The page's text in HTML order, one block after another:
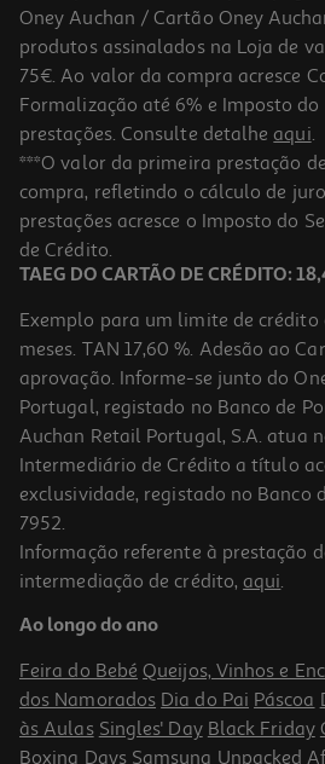
5.0
Smartband Xiaomi 9 Active Pink
24.99 €/un
24,99 €
Smartwatch Xiaomi Redmi Watch 5 Lite
52.99 €/un
52,99 €
Oney Auchan / Cartão Oney
produtos assinalados na Loja de
75€. Ao valor da compra acresce
Formalização até 6% e Imposto
prestações. Consulte detalhe aqui.
***O valor da primeira prestação
compra, refletindo o cálculo de
prestações acresce o Imposto do
de Crédito.
TAEG DO CARTÃO DE CRÉDITO:
Exemplo para um limite de crédito
meses. TAN 17,60 %. Adesão ao
aprovação. Informe-se junto do
Portugal, registado no Banco de
Auchan Retail Portugal, S.A. atua
Intermediário de Crédito a título
exclusividade, registado no Banco
7952.
Informação referente à prestação
intermediação de crédito, aqui.
Ao longo do ano
Feira do Bebé Queijos, Vinhos e
dos Namorados Dia do Pai Páscoa
às Aulas Singles' Day Black Friday
Boxing Days Samsung Unpacked